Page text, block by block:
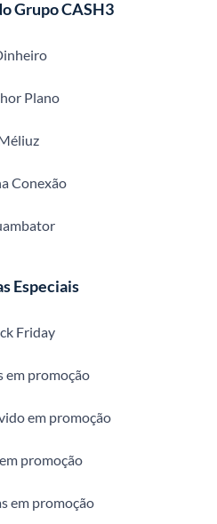
Grupo CASH3
Plano
Conexão
Especiais
Friday
em promoção
em promoção
promoção
em promoção